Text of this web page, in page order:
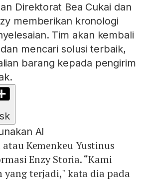
Direktorat Bea Cukai dan
memberikan kronologi
Tim akan kembali
mencari solusi terbaik,
barang kepada pengirim
AI
Kemenkeu Yustinus
Enzy Storia. “Kami
yang terjadi," kata dia pada